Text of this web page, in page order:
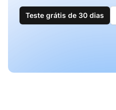
Teste grátis de 30 dias